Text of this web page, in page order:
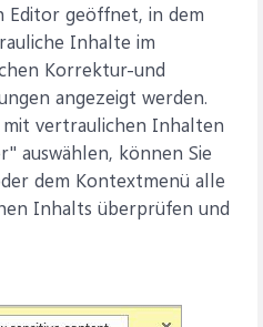
Editor geöffnet, in dem
Inhalte im
Korrektur-und
angezeigt werden.
mit vertraulichen Inhalten
auswählen, können Sie
dem Kontextmenü alle
Inhalts überprüfen und